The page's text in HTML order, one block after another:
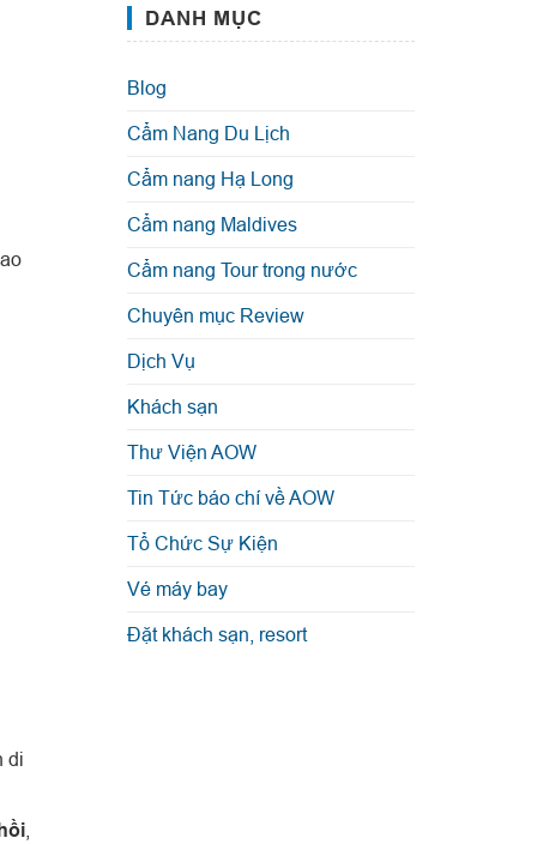
di
,
DANH MỤC
Blog
Cẩm Nang Du Lịch
Cẩm nang Hạ Long
Cẩm nang Maldives
Cẩm nang Tour trong nước
Chuyên mục Review
Dịch Vụ
Khách sạn
Thư Viện AOW
Tin Tức báo chí về AOW
Tổ Chức Sự Kiện
Vé máy bay
Đặt khách sạn, resort